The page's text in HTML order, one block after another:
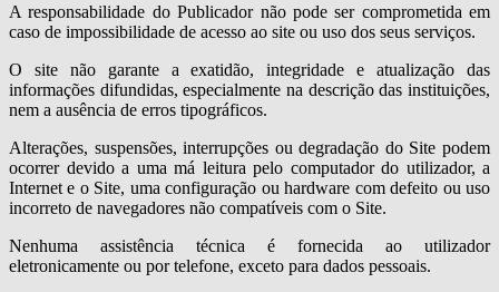
A responsabilidade do Publicador não pode ser comprometida em
caso de impossibilidade de acesso ao site ou uso dos seus serviços.
O site não garante a exatidão, integridade e atualização das
informações difundidas, especialmente na descrição das instituições,
nem a ausência de erros tipográficos.
Alterações, suspensões, interrupções ou degradação do Site podem
ocorrer devido a uma má leitura pelo computador do utilizador, a
Internet e o Site, uma configuração ou hardware com defeito ou uso
incorreto de navegadores não compatíveis com o Site.
Nenhuma assistência técnica é fornecida ao utilizador
eletronicamente ou por telefone, exceto para dados pessoais.